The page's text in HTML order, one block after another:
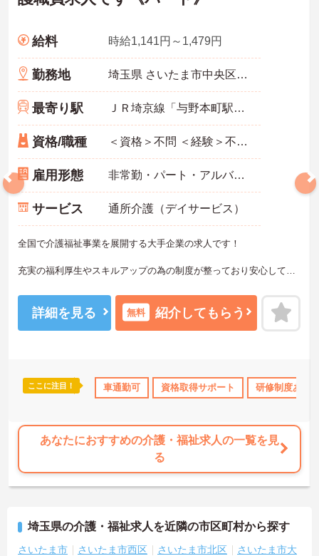
無資格OK 日勤のみ 年間休日110日以上 ボーナス・賞与あり
給料 時給1,141円～1,479円
勤務地 埼玉県 さいたま市中央区 円阿弥2-3-22
最寄り駅 ＪＲ埼京線「与野本町駅」バス・車5分
資格/職種 ＜資格＞不問 ＜経験＞不問 ※無資格者:入社半年以内に会社負担で認知症介護基礎研修受講
雇用形態 非常勤・パート・アルバイト
サービス 通所介護（デイサービス）
全国で介護福祉事業を展開する大手企業の求人です！
充実の福利厚生やスキルアップの為の制度が整っており安心して長
ご興味ある方には、面接のポイントなど、さらに詳細をお話致しま
すのでお気軽にご相談ください。
詳細を見る 無料 紹介してもらう
ここに注目！ 車通勤可 資格取得サポート 研修制度あり
あなたにおすすめの介護・福祉求人の一覧を見
る
埼玉県の介護・福祉求人を近隣の市区町村から探す
さいたま市 さいたま市西区 さいたま市北区
さいたま市大